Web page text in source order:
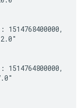
1514768400000,
1514764800000,